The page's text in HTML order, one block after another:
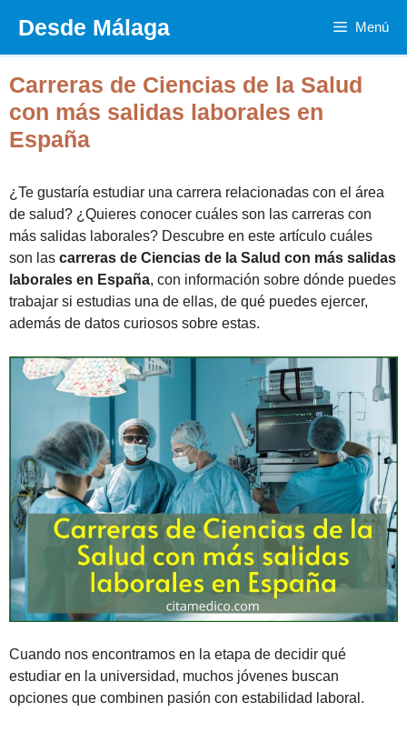
contenido
Desde Málaga Menú
Carreras de Ciencias de la Salud
con más salidas laborales en
España
¿Te gustaría estudiar una carrera relacionadas con el área
de salud? ¿Quieres conocer cuáles son las carreras con
más salidas laborales? Descubre en este artículo cuáles
son las carreras de Ciencias de la Salud con más salidas
laborales en España, con información sobre dónde puedes
trabajar si estudias una de ellas, de qué puedes ejercer,
además de datos curiosos sobre estas.
Cuando nos encontramos en la etapa de decidir qué
estudiar en la universidad, muchos jóvenes buscan
opciones que combinen pasión con estabilidad laboral.